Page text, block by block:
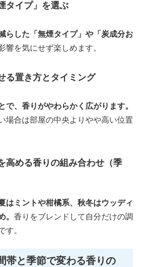
タイプ」を選ぶ
らした「無煙タイプ」や「炭成分お
響を気にせず楽しめます。
る置き方とタイミング
で、香りがやわらかく広がります。
場合は部屋の中央よりやや高い位置
高める香りの組み合わせ（季
はミントや柑橘系、秋冬はウッディ
。 香りをブレンドして自分だけの調
す。
帯と季節で変わる香りの